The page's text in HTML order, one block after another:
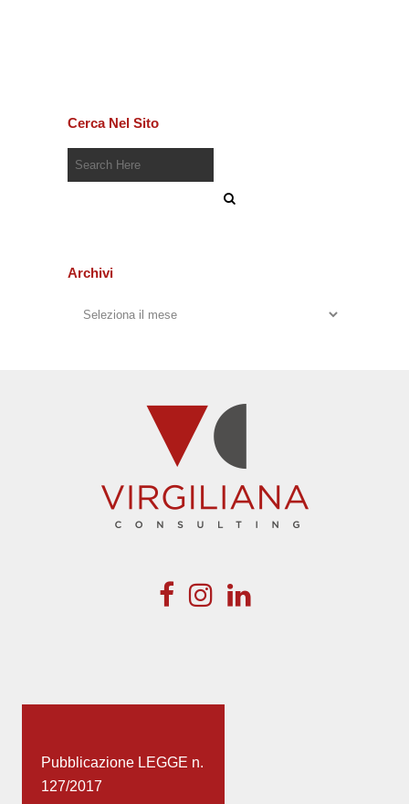
Cerca Nel Sito
Archivi
Archivi
Pubblicazione LEGGE n.
127/2017